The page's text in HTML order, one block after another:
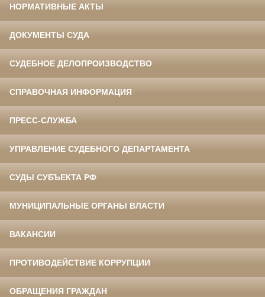
НОРМАТИВНЫЕ АКТЫ
ДОКУМЕНТЫ СУДА
СУДЕБНОЕ ДЕЛОПРОИЗВОДСТВО
СПРАВОЧНАЯ ИНФОРМАЦИЯ
ПРЕСС-СЛУЖБА
УПРАВЛЕНИЕ СУДЕБНОГО ДЕПАРТАМЕНТА
СУДЫ СУБЪЕКТА РФ
МУНИЦИПАЛЬНЫЕ ОРГАНЫ ВЛАСТИ
ВАКАНСИИ
ПРОТИВОДЕЙСТВИЕ КОРРУПЦИИ
ОБРАЩЕНИЯ ГРАЖДАН